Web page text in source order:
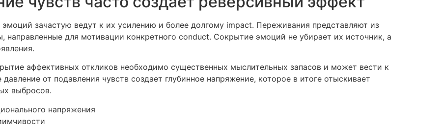
зачастую ведут к их усилению и более долгому impact. Переживания представляют из
направленные для мотивации конкретного conduct. Сокрытие эмоций не убирает их источник, а
аффективных откликов необходимо существенных мыслительных запасов и может вести к
от подавления чувств создает глубинное напряжение, которое в итоге отыскивает
выбросов.
напряжения